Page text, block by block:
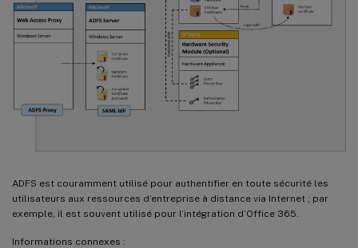
ADFS est couramment utilisé pour authentifier en toute sécurité les
utilisateurs aux ressources d’entreprise à distance via Internet ; par
exemple, il est souvent utilisé pour l’intégration d’Office 365.
Informations connexes :